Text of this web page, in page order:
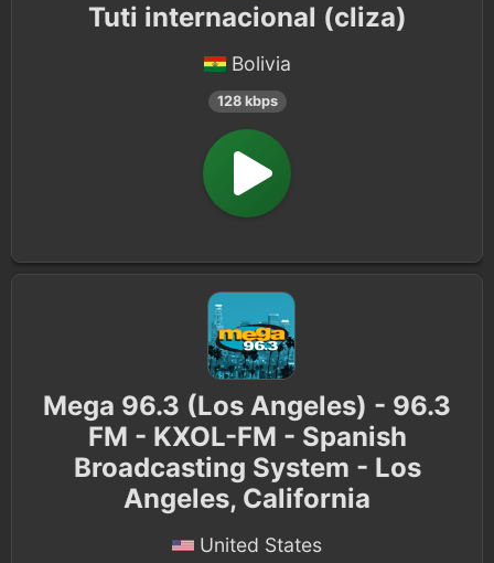
Tuti internacional (cliza)
Bolivia
128 kbps
Mega 96.3 (Los Angeles) - 96.3
FM - KXOL-FM - Spanish
Broadcasting System - Los
Angeles, California
United States